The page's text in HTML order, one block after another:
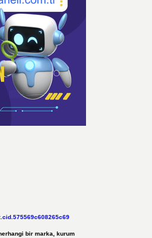
bir marka, kurum